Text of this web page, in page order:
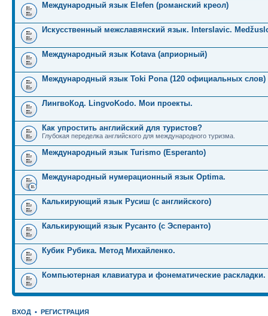
Международный язык Elefen (романский креол)
Искусственный межславянский язык. Interslavic.
Международный язык Kotava (априорный)
Международный язык Toki Pona (120 официальных слов)
ЛингвоКод. LingvoKodo. Мои проекты.
Как упростить английский для туристов?
Глубокая переделка английского для международного туризма.
Международный язык Turismo (Esperanto)
Международный нумерационный язык Optima.
Калькирующий язык Русиш (с английского)
Калькирующий язык Русанто (с Эсперанто)
Кубик Рубика. Метод Михайленко.
Компьютерная клавиатура и фонематические раскладки.
ВХОД • РЕГИСТРАЦИЯ